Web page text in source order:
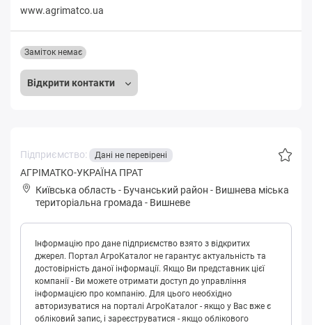
www.agrimatco.ua
Відкрити контакти
Заміток немає
Підприємство: Дані не перевірені
АГРІМАТКО-УКРАЇНА ПРАТ
Київська область - Бучанський район - Вишнeвa міська
територіальна громада - Вишневе
Інформацію про дане підприємство взято з відкритих
джерел. Портал АгроКаталог не гарантує актуальність та
достовірність даної інформації. Якщо Ви представник цієї
компанії - Ви можете отримати доступ до управління
інформацією про компанію. Для цього необхідно
авторизуватися на порталі АгроКаталог - якщо у Вас вже є
обліковий запис, і зареєструватися - якщо облікового